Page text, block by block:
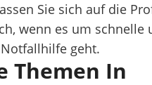
Sie sich auf die
wenn es um schnelle
geht.
Themen In